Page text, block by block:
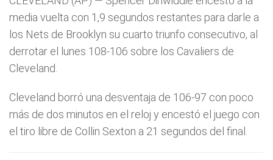
media vuelta con 1,9 segundos restantes para darle a
los Nets de Brooklyn su cuarto triunfo consecutivo, al
derrotar el lunes 108-106 sobre los Cavaliers de
Cleveland.
Cleveland borró una desventaja de 106-97 con poco
más de dos minutos en el reloj y encestó el juego con
el tiro libre de Collin Sexton a 21 segundos del final.